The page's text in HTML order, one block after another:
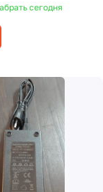
сегодня